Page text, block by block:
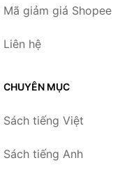
Mã giảm giá Shopee
Liên hệ
CHUYÊN MỤC
Sách tiếng Việt
Sách tiếng Anh